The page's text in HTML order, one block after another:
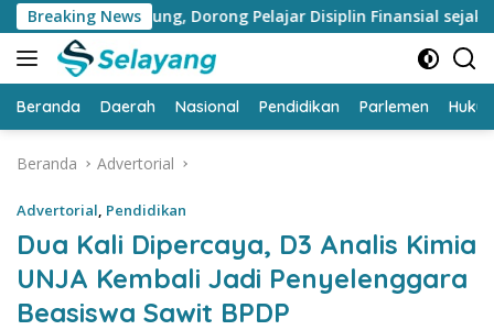
Langsung
ke
konten
Breaking News
Dorong Pelajar Disiplin Finansial sejak dini
Beranda Daerah Nasional Pendidikan Parlemen
Beranda Advertorial
Advertorial, Pendidikan
Dua Kali Dipercaya, D3 Analis Kimia
UNJA Kembali Jadi Penyelenggara
Beasiswa Sawit BPDP